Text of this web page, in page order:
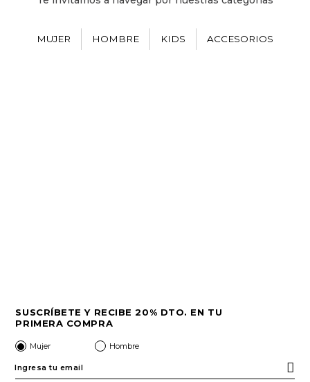
MUJER HOMBRE KIDS ACCESORIOS
SUSCRÍBETE Y RECIBE 20% DTO. EN TU
PRIMERA COMPRA
Mujer Hombre